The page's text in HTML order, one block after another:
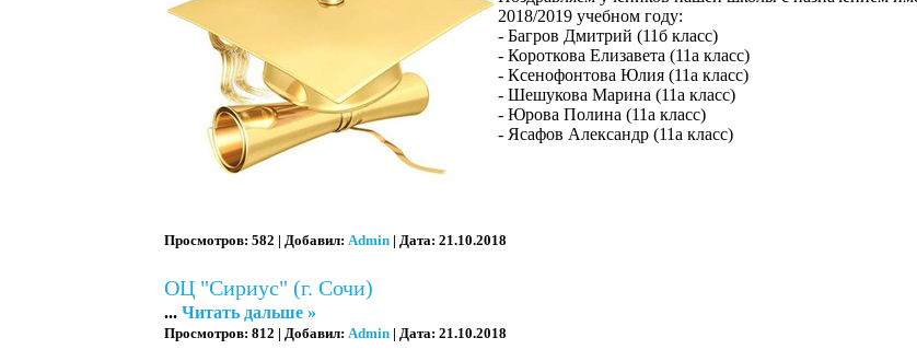
2018/2019 учебном году:
- Багров Дмитрий (11б класс)
- Короткова Елизавета (11а класс)
- Ксенофонтова Юлия (11а класс)
- Шешукова Марина (11а класс)
- Юрова Полина (11а класс)
- Ясафов Александр (11а класс)
Просмотров: 582 | Добавил: Admin | Дата: 21.10.2018
ОЦ "Сириус" (г. Сочи)
... Читать дальше »
Просмотров: 812 | Добавил: Admin | Дата: 21.10.2018